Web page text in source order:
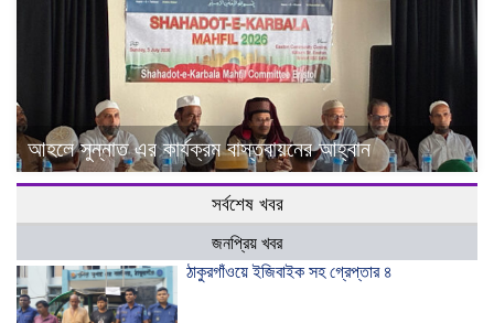
আহলে সুন্নাত এর কার্যক্রম বাস্তবায়নের আহ্বান
সর্বশেষ খবর
জনপ্রিয় খবর
ঠাকুরগাঁওয়ে ইজিবাইক সহ গ্রেপ্তার ৪